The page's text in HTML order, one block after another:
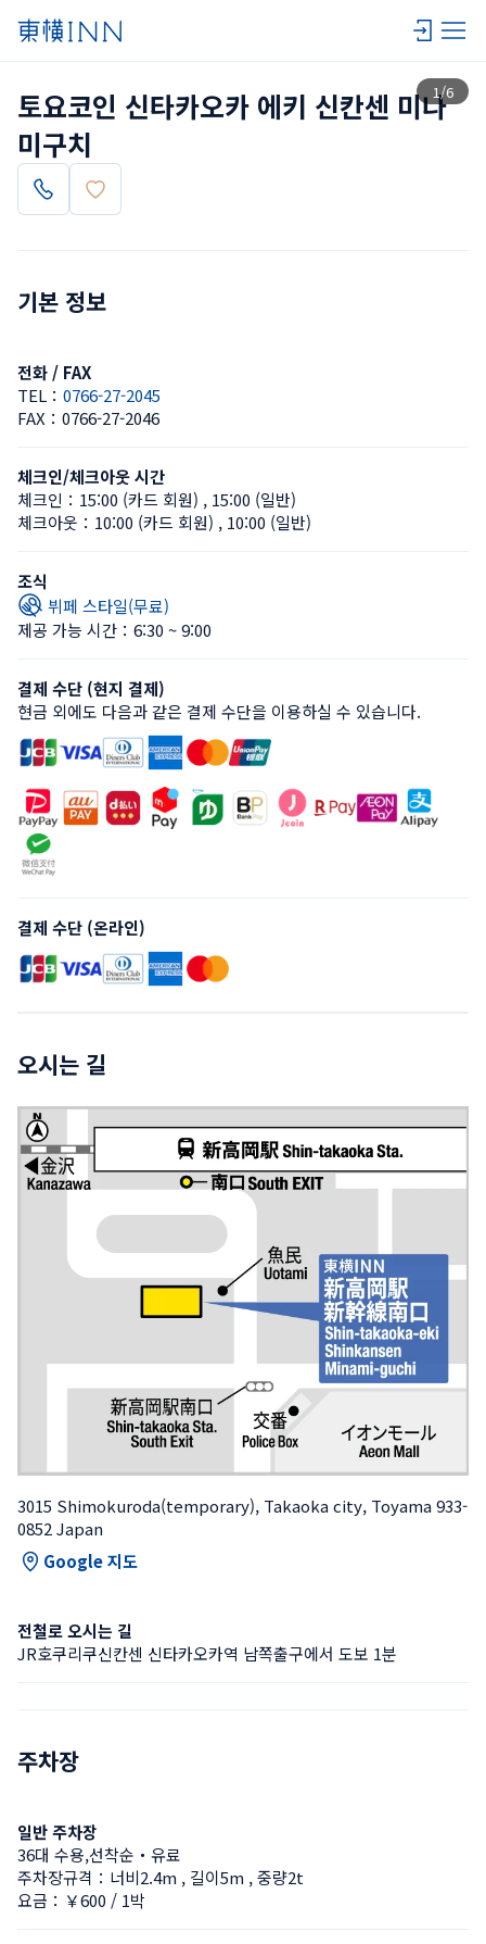
1/6
목록 보기
토요코인 신타카오카 에키 신칸센 미나
미구치
기본 정보
전화 / FAX
TEL： 0766-27-2045
FAX： 0766-27-2046
체크인/체크아웃 시간
체크인： 15:00 (카드 회원) , 15:00 (일반)
체크아웃： 10:00 (카드 회원) , 10:00 (일반)
조식
뷔페 스타일(무료)
제공 가능 시간：6:30 ~ 9:00
결제 수단 (현지 결제)
현금 외에도 다음과 같은 결제 수단을 이용하실 수 있습니다.
결제 수단 (온라인)
오시는 길
3015 Shimokuroda(temporary), Takaoka city, Toyama 933-
0852 Japan
Google 지도
전철로 오시는 길
JR호쿠리쿠신칸센 신타카오카역 남쪽출구에서 도보 1분
주차장
일반 주차장
36대 수용,선착순・유료
주차장규격：너비2.4m , 길이5m , 중량2t
요금：￥600 / 1박